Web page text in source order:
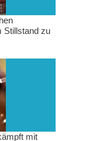
Stillstand zu
mit